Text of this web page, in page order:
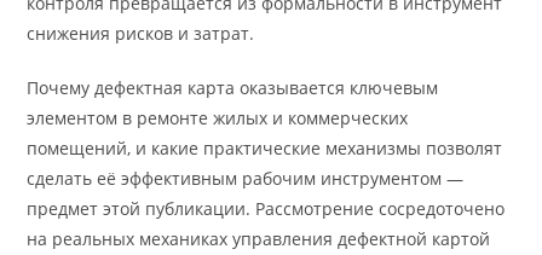
снижения рисков и затрат.
Почему дефектная карта оказывается ключевым
элементом в ремонте жилых и коммерческих
помещений, и какие практические механизмы позволят
сделать её эффективным рабочим инструментом —
предмет этой публикации. Рассмотрение сосредоточено
на реальных механиках управления дефектной картой